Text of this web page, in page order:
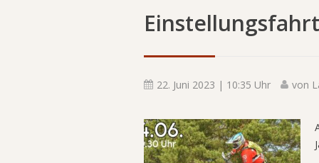
22. Juni 2023 | 10:35 Uhr von